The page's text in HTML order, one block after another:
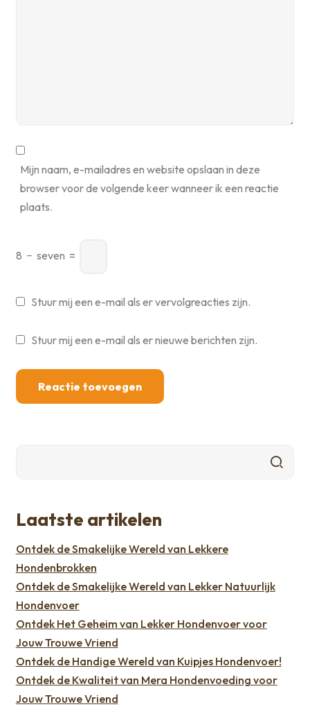
Mijn naam, e-mailadres en website opslaan in deze
browser voor de volgende keer wanneer ik een reactie
plaats.
8 − seven =
Stuur mij een e-mail als er vervolgreacties zijn.
Stuur mij een e-mail als er nieuwe berichten zijn.
Laatste artikelen
Ontdek de Smakelijke Wereld van Lekkere
Hondenbrokken
Ontdek de Smakelijke Wereld van Lekker Natuurlijk
Hondenvoer
Ontdek Het Geheim van Lekker Hondenvoer voor
Jouw Trouwe Vriend
Ontdek de Handige Wereld van Kuipjes Hondenvoer!
Ontdek de Kwaliteit van Mera Hondenvoeding voor
Jouw Trouwe Vriend